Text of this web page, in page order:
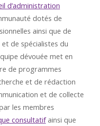
d’administration
dotés de
ainsi que de
de spécialistes du
dévouée met en
de programmes
et de rédaction
et de collecte
les membres
consultatifainsi que